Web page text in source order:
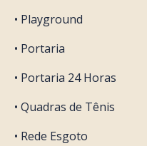
• Playground
• Portaria
• Portaria 24 Horas
• Quadras de Tênis
• Rede Esgoto